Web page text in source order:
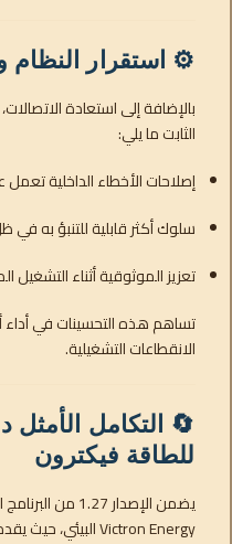
⚙️ استقرار النظام
الثابت ما يلي:
إصلاحات الأخطاء الداخلية
سلوك أكثر قابلية للتنبؤ به في
تعزيز الموثوقية أثناء التشغيل
تساهم هذه التحسينات في أداء
الانقطاعات التشغيلية.
🔄 التكامل الأمثل
للطاقة فيكترون
يضمن الإصدار
Victron Energy البيئي، حيث يقدم: